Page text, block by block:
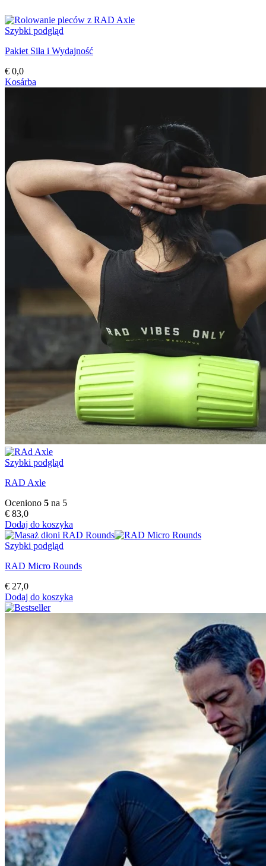
Szybki podgląd
Pakiet Siła i Wydajność
€ 0,0
Kosárba
Szybki podgląd
RAD Axle
Oceniono 5 na 5
€ 83,0
Dodaj do koszyka
Szybki podgląd
RAD Micro Rounds
€ 27,0
Dodaj do koszyka